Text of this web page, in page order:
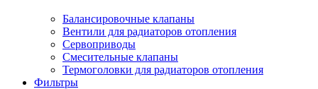
Балансировочные клапаны
Вентили для радиаторов отопления
Сервоприводы
Смесительные клапаны
Термоголовки для радиаторов отопления
Фильтры